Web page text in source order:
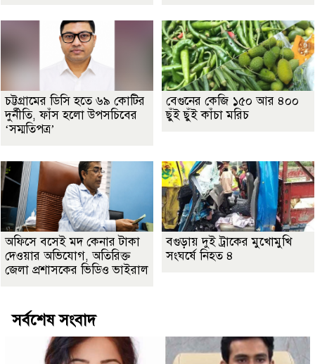
চট্টগ্রামের ডিসি হতে ৬৯ কোটির
দুর্নীতি, ফাঁস হলো উপসচিবের
‘সম্মতিপত্র’
বেগুনের কেজি ১৫০ আর ৪০০
ছুঁই ছুঁই কাঁচা মরিচ
অফিসে বসেই মদ কেনার টাকা
দেওয়ার অভিযোগ, অতিরিক্ত
জেলা প্রশাসকের ভিডিও ভাইরাল
বগুড়ায় দুই ট্রাকের মুখোমুখি
সংঘর্ষে নিহত ৪
সর্বশেষ সংবাদ